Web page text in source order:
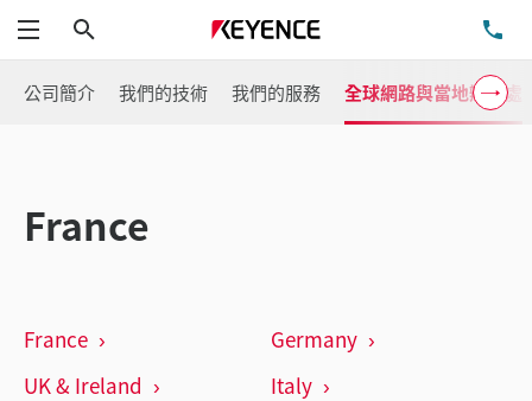
功能表
公司簡介 我們的技術 我們的服務 全球網路與當地辦事處
France
France
Germany
UK & Ireland
Italy